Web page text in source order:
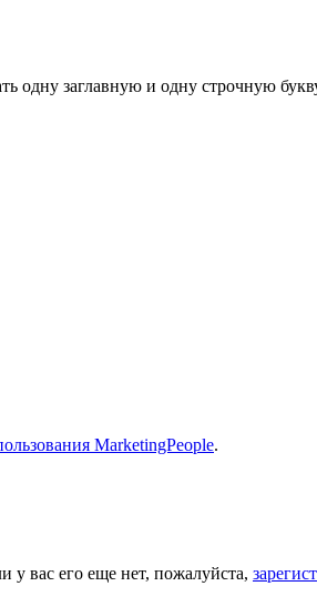
одну заглавную и одну строчную
MarketingPeople.
у вас его еще нет, пожалуйста,